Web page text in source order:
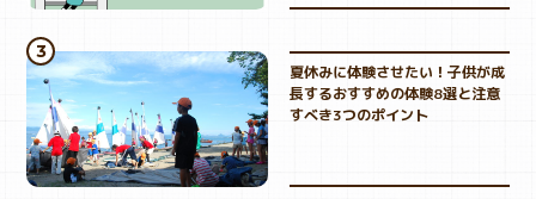
夏休みに体験させたい！子供が成
長するおすすめの体験8選と注意
すべき3つのポイント